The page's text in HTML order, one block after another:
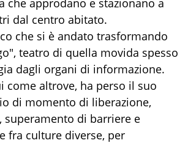
che approdano e stazionano a
dal centro abitato.
che si è andato trasformando
teatro di quella movida spesso
dagli organi di informazione.
come altrove, ha perso il suo
di momento di liberazione,
superamento di barriere e
fra culture diverse, per